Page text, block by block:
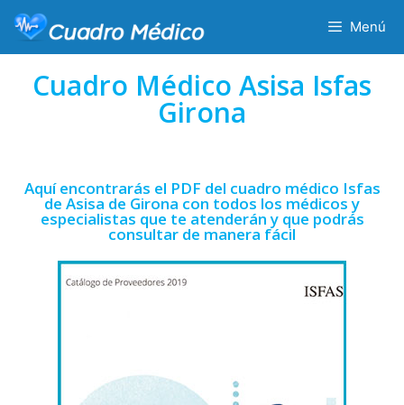
Menú
Cuadro Médico Asisa Isfas
Girona
Aquí encontrarás el PDF del cuadro médico Isfas
de Asisa de Girona con todos los médicos y
especialistas que te atenderán y que podrás
consultar de manera fácil